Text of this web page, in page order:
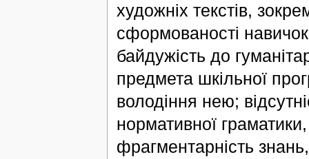
художніх текстів,
сформованості
байдужість до
предмета шкільної
володіння нею;
нормативної
фрагментарність